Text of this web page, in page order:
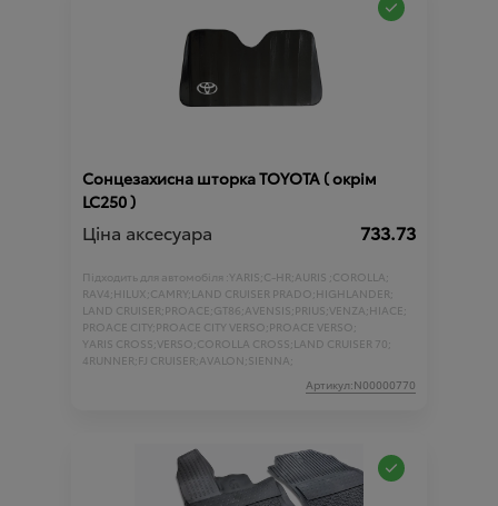
Сонцезахисна шторка TOYOTA ( окрім
LC250 )
Ціна аксесуара 733.73
Підходить для автомобіля :YARIS;C-HR;AURIS ;COROLLA;
RAV4;HILUX;CAMRY;LAND CRUISER PRADO;HIGHLANDER;
LAND CRUISER;PROACE;GT86;AVENSIS;PRIUS;VENZA;HIACE;
PROACE CITY;PROACE CITY VERSO;PROACE VERSO;
YARIS CROSS;VERSO;COROLLA CROSS;LAND CRUISER 70;
4RUNNER;FJ CRUISER;AVALON;SIENNA;
Артикул:N00000770